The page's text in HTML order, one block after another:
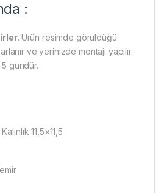
:
Ürün resimde görüldüğü
ve yerinizde montajı yapılır.
gündür.
11,5×11,5